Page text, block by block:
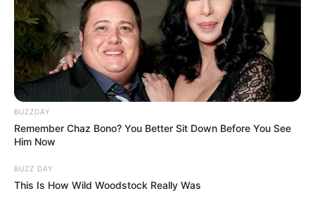
BUZZDAY
Remember Chaz Bono? You Better Sit Down Before You See
Him Now
BUZZ DAY
This Is How Wild Woodstock Really Was